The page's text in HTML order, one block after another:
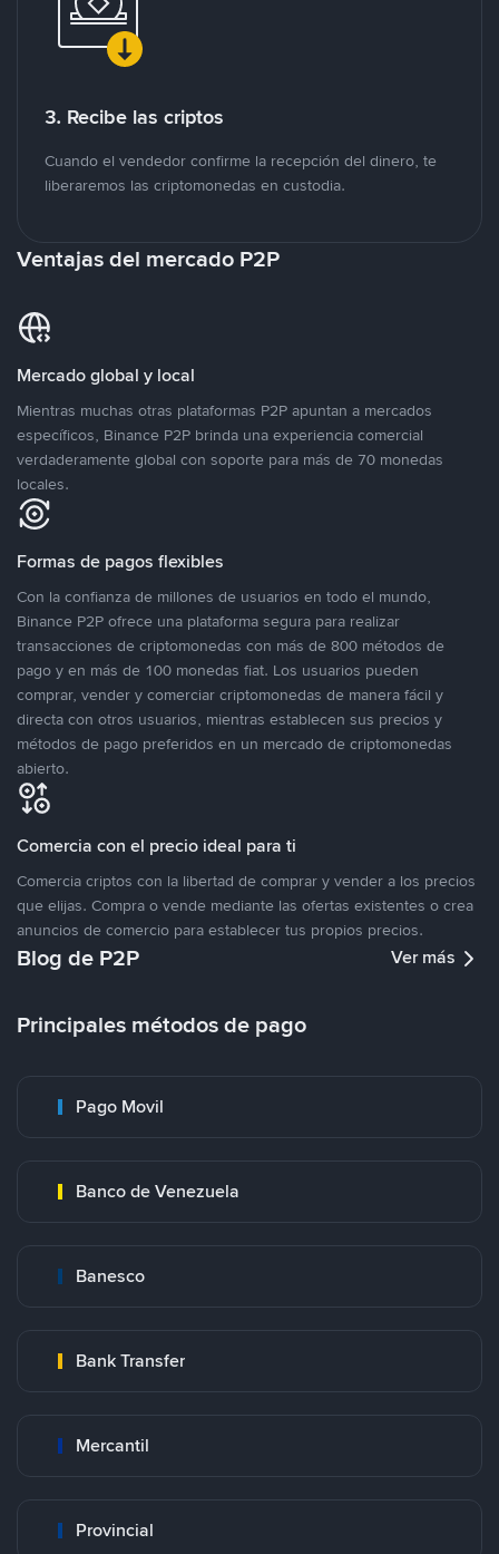
3. Recibe las criptos
Cuando el vendedor confirme la recepción del dinero, te
liberaremos las criptomonedas en custodia.
Ventajas del mercado P2P
Mercado global y local
Mientras muchas otras plataformas P2P apuntan a mercados
específicos, Binance P2P brinda una experiencia comercial
verdaderamente global con soporte para más de 70 monedas
locales.
Formas de pagos flexibles
Con la confianza de millones de usuarios en todo el mundo,
Binance P2P ofrece una plataforma segura para realizar
transacciones de criptomonedas con más de 800 métodos de
pago y en más de 100 monedas fiat. Los usuarios pueden
comprar, vender y comerciar criptomonedas de manera fácil y
directa con otros usuarios, mientras establecen sus precios y
métodos de pago preferidos en un mercado de criptomonedas
abierto.
Comercia con el precio ideal para ti
Comercia criptos con la libertad de comprar y vender a los precios
que elijas. Compra o vende mediante las ofertas existentes o crea
anuncios de comercio para establecer tus propios precios.
Blog de P2P Ver más
Principales métodos de pago
Pago Movil
Banco de Venezuela
Banesco
Bank Transfer
Mercantil
Provincial